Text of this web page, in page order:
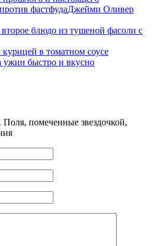
Джейми Оливер
в томатном соусе
ужин быстро и вкусно
помеченные звездочкой,